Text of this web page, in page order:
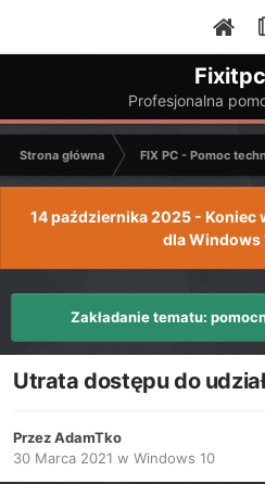
Profesjonalna
Strona główna FIX PC - Pomoc
14 października 2025 - Koniec
dla Windows
Zakładanie tematu:
Utrata dostępu do
PrzezAdamTko
30 Marca 2021 w Windows 10